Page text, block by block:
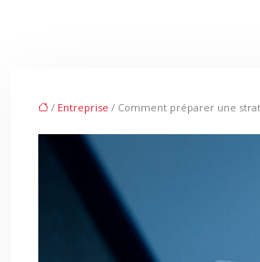
/ Entreprise / Comment préparer une